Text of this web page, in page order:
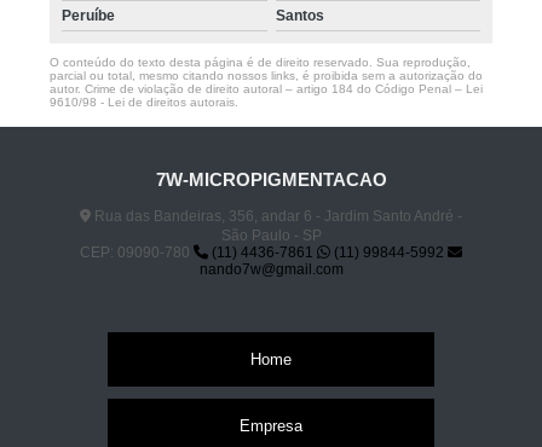
Peruíbe
Santos
O conteúdo do texto desta página é de direito reservado. Sua reprodução,
parcial ou total, mesmo citando nossos links, é proibida sem a autorização do
autor. Crime de violação de direito autoral – artigo 184 do Código Penal – Lei
9610/98 - Lei de direitos autorais
7W-MICROPIGMENTACAO
Rua das Bandeiras, 356, andar 6 - Jardim Santo André -
São Paulo - SP
CEP: 09090-780
(11) 4436-7861
(11) 99844-5992
nando7w@gmail.com
Home
Empresa